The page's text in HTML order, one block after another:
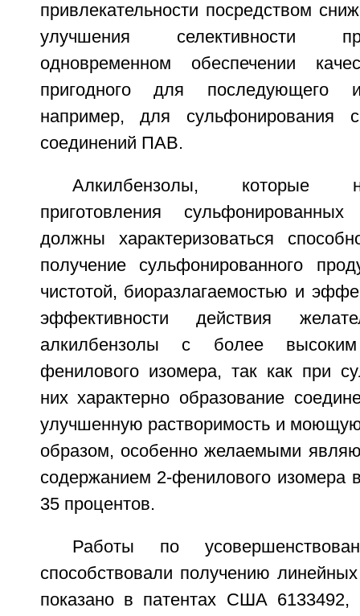
привлекательности посредством
улучшения селективности
одновременном обеспечении
пригодного для последующего
например, для сульфонирования
соединений ПАВ.
Алкилбензолы, которые
приготовления
должны характеризоваться
получение сульфонированного
чистотой, биоразлагаемостью и
эффективности действия
алкилбензолы с более
фенилового изомера, так как при
них характерно образование
улучшенную растворимость и
образом, особенно желаемыми
содержанием 2-фенилового изомера
35 процентов.
Работы по
способствовали получению
показано в патентах США 6133492,